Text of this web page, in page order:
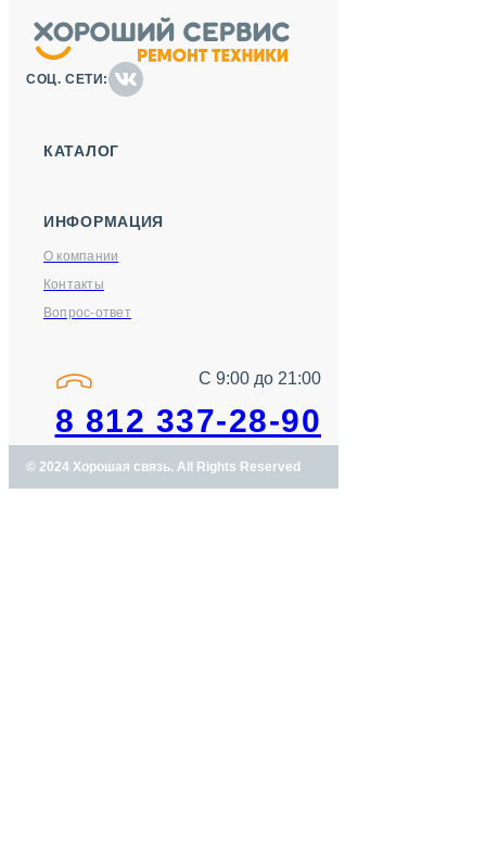
СОЦ. СЕТИ:
КАТАЛОГ
ИНФОРМАЦИЯ
О компании
Контакты
Вопрос-ответ
С 9:00 до 21:00
8 812 337-28-90
© 2024 Хорошая связь. All Rights Reserved